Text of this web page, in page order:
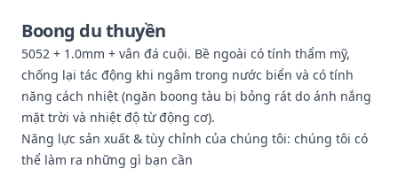
Boong du thuyền
5052 + 1.0mm + vân đá cuội. Bề ngoài có tính thẩm mỹ,
chống lại tác động khi ngâm trong nước biển và có tính
năng cách nhiệt (ngăn boong tàu bị bỏng rát do ánh nắng
mặt trời và nhiệt độ từ động cơ).
Năng lực sản xuất & tùy chỉnh của chúng tôi: chúng tôi có
thể làm ra những gì bạn cần